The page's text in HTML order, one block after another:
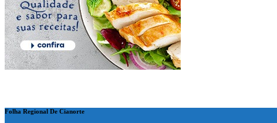
Folha Regional De Cianorte